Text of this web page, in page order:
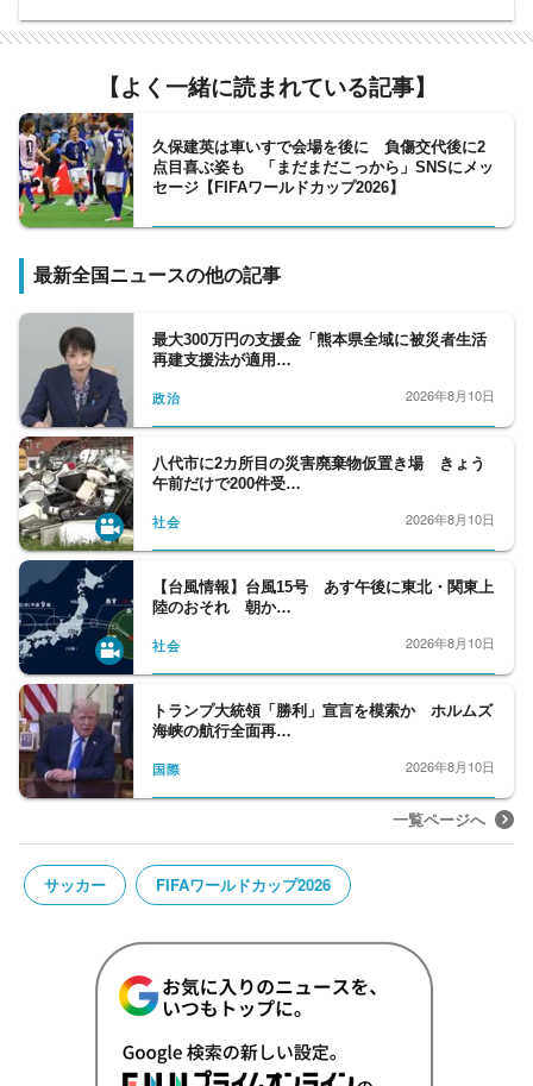
局長、国際取材部記者、報道番組ディレクタ
元日経新聞記者、元Yahoo!ニュース編集者、
編集長・デスクを合わせ11人が所属。事件や
事故、政治に経済、芸能やスポーツまで、あ
【よく一緒に読まれている記事】
久保建英は車いすで会場を後に 負傷交代後に2
点目喜ぶ姿も 「まだまだこっから」SNSにメッ
セージ【FIFAワールドカップ2026】
最新全国ニュースの他の記事
最大300万円の支援金「熊本県全域に被災者生活
再建支援法が適用…
政治 2026年8月10日
八代市に2カ所目の災害廃棄物仮置き場 きょう
午前だけで200件受…
社会 2026年8月10日
【台風情報】台風15号 あす午後に東北・関東上
陸のおそれ 朝か…
社会 2026年8月10日
トランプ大統領「勝利」宣言を模索か ホルムズ
海峡の航行全面再…
国際 2026年8月10日
一覧ページへ
サッカー FIFAワールドカップ2026